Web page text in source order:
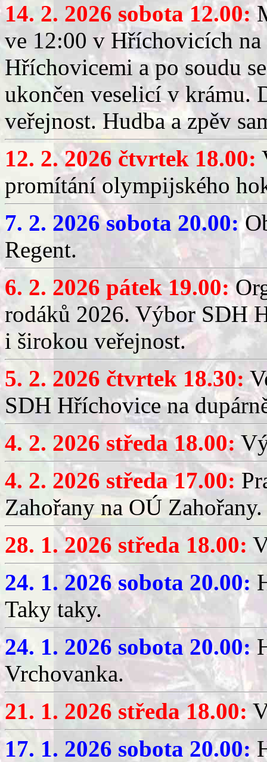
14. 2. 2026 sobota 12.00:
ve 12:00 v Hříchovicích
Hříchovicemi a po soudu
ukončen veselicí v krámu.
veřejnost. Hudba a zpěv
12. 2. 2026 čtvrtek 18.00:
promítání olympijského
7. 2. 2026 sobota 20.00:
Regent.
6. 2. 2026 pátek 19.00:
rodáků 2026. Výbor SDH
i širokou veřejnost.
5. 2. 2026 čtvrtek 18.30:
SDH Hříchovice na
4. 2. 2026 středa 18.00:
4. 2. 2026 středa 17.00:
Zahořany na OÚ Zahořany.
28. 1. 2026 středa 18.00:
24. 1. 2026 sobota 20.00:
Taky taky.
24. 1. 2026 sobota 20.00:
Vrchovanka.
21. 1. 2026 středa 18.00:
17. 1. 2026 sobota 20.00: